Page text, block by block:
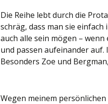
Die Reihe lebt durch die
schräg, dass man sie einfach
auch alle sein mögen –
und passen aufeinander auf.
Besonders Zoe und
Wegen meinem